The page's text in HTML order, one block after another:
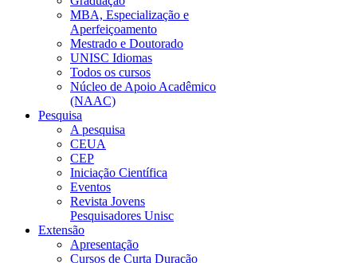
MBA, Especialização e
Aperfeiçoamento
Mestrado e Doutorado
UNISC Idiomas
Todos os cursos
Núcleo de Apoio Acadêmico
(NAAC)
Pesquisa
A pesquisa
CEUA
CEP
Iniciação Científica
Eventos
Revista Jovens
Pesquisadores Unisc
Extensão
Apresentação
Cursos de Curta Duração